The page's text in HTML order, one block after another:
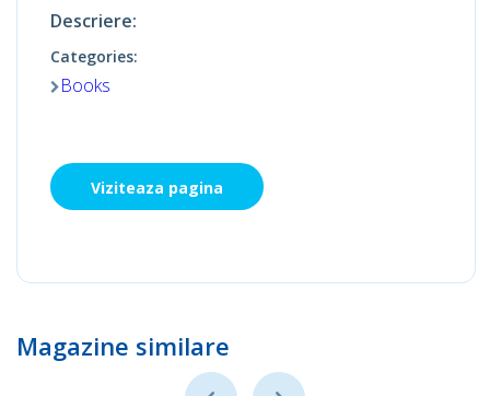
Descriere:
Categories:
Books
Viziteaza pagina
Magazine similare